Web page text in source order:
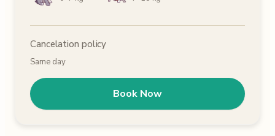
Cancelation policy
Same day
Book Now